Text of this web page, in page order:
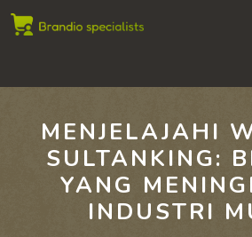
Skip
MENJELAJAHI
SULTANKING:
YANG
INDUSTRI